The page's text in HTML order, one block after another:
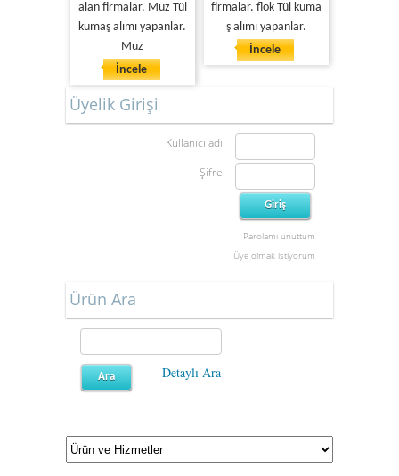
alan firmalar. Muz Tül
kumaş alımı yapanlar.
Muz
İncele
firmalar. flok Tül kuma
ş alımı yapanlar.
İncele
Üyelik Girişi
Kullanıcı adı
Şifre
Parolamı unuttum
Üye olmak istiyorum
Ürün Ara
Detaylı Ara